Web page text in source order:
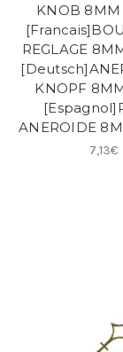
KNOB 8MM
REGLAGE
KNOPF
ANEROIDE
7,13€